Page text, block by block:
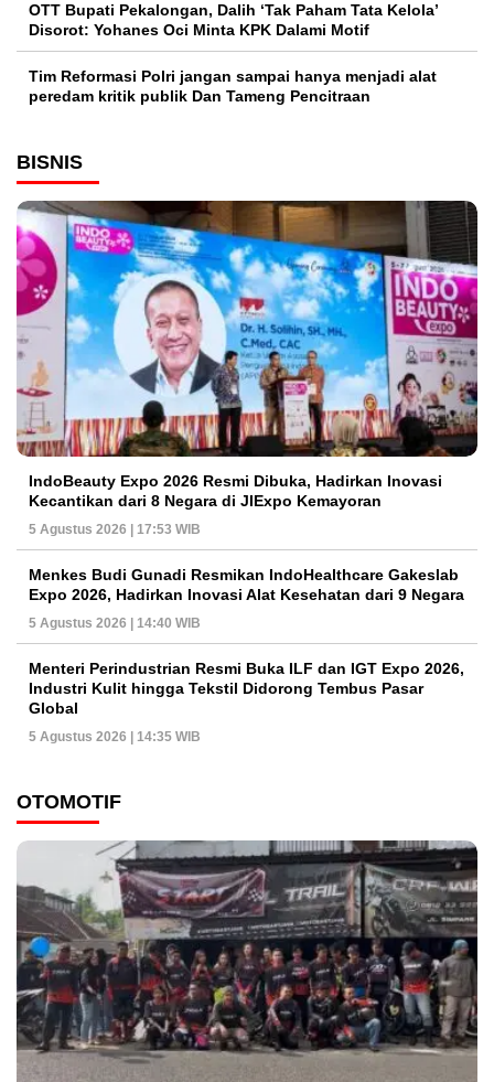
OTT Bupati Pekalongan, Dalih ‘Tak Paham Tata Kelola’
Disorot: Yohanes Oci Minta KPK Dalami Motif
Tim Reformasi Polri jangan sampai hanya menjadi alat
peredam kritik publik Dan Tameng Pencitraan
BISNIS
IndoBeauty Expo 2026 Resmi Dibuka, Hadirkan Inovasi
Kecantikan dari 8 Negara di JIExpo Kemayoran
5 Agustus 2026 | 17:53 WIB
Menkes Budi Gunadi Resmikan IndoHealthcare Gakeslab
Expo 2026, Hadirkan Inovasi Alat Kesehatan dari 9 Negara
5 Agustus 2026 | 14:40 WIB
Menteri Perindustrian Resmi Buka ILF dan IGT Expo 2026,
Industri Kulit hingga Tekstil Didorong Tembus Pasar
Global
5 Agustus 2026 | 14:35 WIB
OTOMOTIF